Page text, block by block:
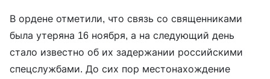
В ордене отметили, что связь со священниками
была утеряна 16 ноября, а на следующий день
стало известно об их задержании российскими
спецслужбами. До сих пор местонахождение